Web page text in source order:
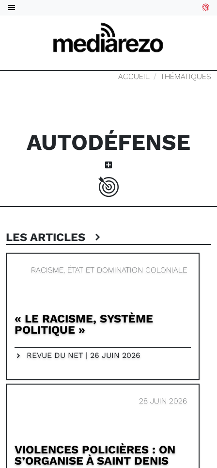
ACCUEIL THÉMATIQUES
AUTODÉFENSE
LES ARTICLES
RACISME, ÉTAT ET DOMINATION COLONIALE
« LE RACISME, SYSTÈME
POLITIQUE »
REVUE DU NET | 26 JUIN 2026
28 JUIN 2026
VIOLENCES POLICIÈRES : ON
S’ORGANISE À SAINT DENIS